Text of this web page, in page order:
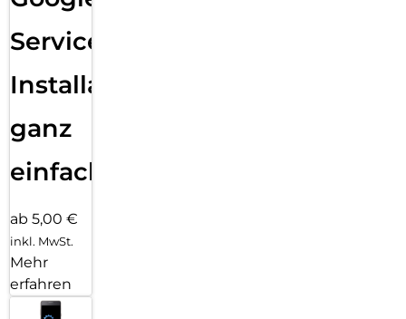
Services
Installation
ganz
einfach
ab 5,00 €
inkl. MwSt.
Mehr
erfahren